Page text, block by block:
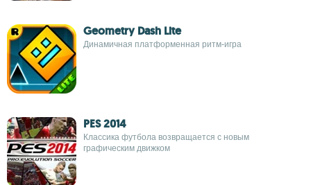
Geometry Dash Lite
Динамичная платформенная ритм-игра
PES 2014
Классика футбола возвращается с новым
графическим движком